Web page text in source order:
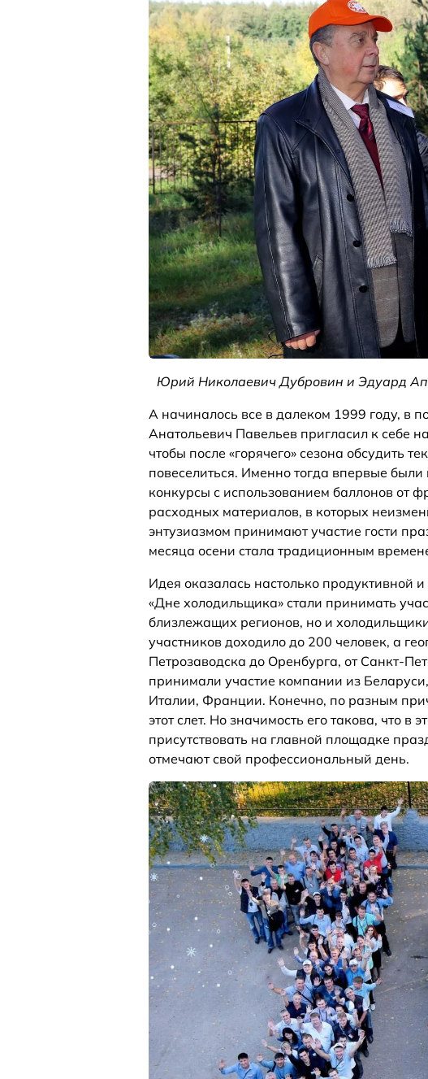
Юрий Николаевич Дубровин и Эдуард
А начиналось все в далеком 1999 году, в
Анатольевич Павельев пригласил к себе
чтобы после «горячего» сезона обсудить
повеселиться. Именно тогда впервые
конкурсы с использованием баллонов от
расходных материалов, в которых
энтузиазмом принимают участие гости
месяца осени стала традиционным
Идея оказалась настолько продуктивной
«Дне холодильщика» стали принимать
близлежащих регионов, но и
участников доходило до 200 человек, а
Петрозаводска до Оренбурга, от Санкт-
принимали участие компании из
Италии, Франции. Конечно, по разным
этот слет. Но значимость его такова, что в
присутствовать на главной площадке
отмечают свой профессиональный день.